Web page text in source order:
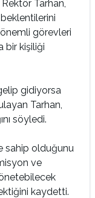
Tarhan,
görevleri
bir kişiliği
gidiyorsa
Tarhan,
söyledi.
sahip olduğunu
ve
kaydetti.